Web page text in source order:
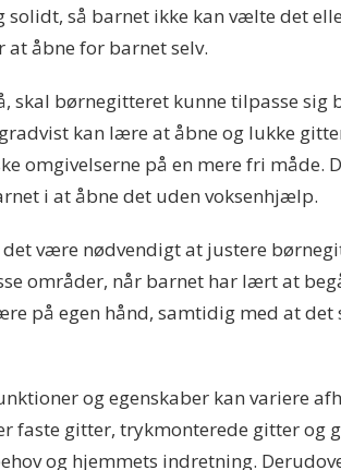
så barnet ikke kan vælte det
at åbne for barnet selv.
skal børnegitteret kunne tilpasse
kan lære at åbne og lukke
omgivelserne på en mere fri måde.
i at åbne det uden voksenhjælp.
være nødvendigt at justere
områder, når barnet har lært at
på egen hånd, samtidig med at
og egenskaber kan variere
faste gitter, trykmonterede gitter og
og hjemmets indretning.